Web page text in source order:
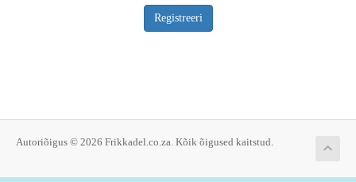
Autoriõigus © 2026 Frikkadel.co.za. Kõik õigused kaitstud.